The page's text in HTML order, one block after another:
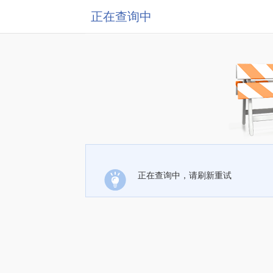
正在查询中
正在查询中，请刷新重试